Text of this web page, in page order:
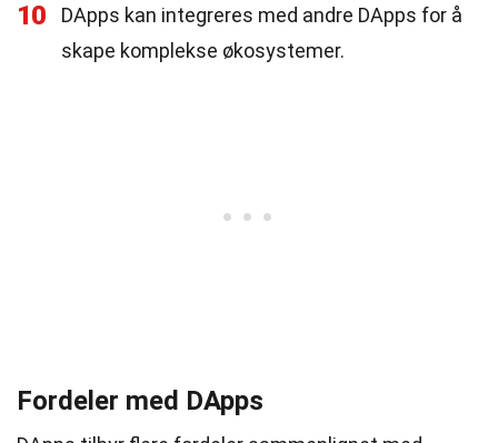
10
DApps kan integreres med andre DApps for å
skape komplekse økosystemer.
Fordeler med DApps